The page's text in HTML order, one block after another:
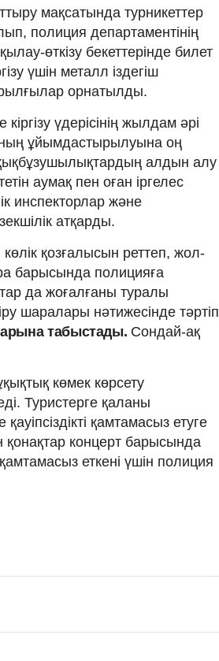
мақсатында турникеттер
полиция департаментінің
өткізу бекеттерінде билет
үшін металл іздегіш
орнатылды.
үдерісінің жылдам әрі
ұйымдастырылуына оң
алдын алу
аумақ пен оған іргелес
инспекторлар және
атқарды.
қозғалысын реттеп, жол-
барысында полицияға
да жоғалғаны туралы
шаралары нәтижесінде тәртіп
табыстады. Сондай-ақ
көмек көрсету
Туристерге қаланы
қамтамасыз етуге
қонақтар концерт барысында
еткені үшін полиция